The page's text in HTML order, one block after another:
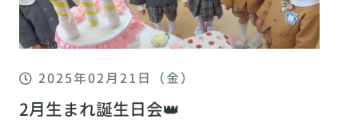
2025年02月21日（金）
2月生まれ誕生日会👑